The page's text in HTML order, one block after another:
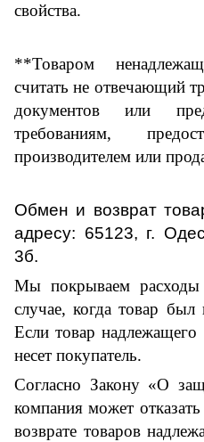
свойства.
**Товаром
считать не отвечающий
документов или
требованиям,
производителем или
Обмен и возврат
адресу: 65123, г.
3б.
Мы покрываем расходы
случае, когда товар был
Если товар надлежащего
несет покупатель.
Согласно Закону «О
компания может
возврате товаров